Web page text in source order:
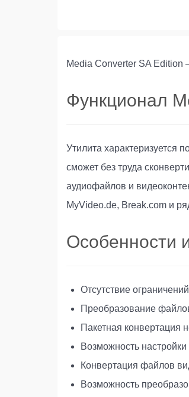
Media Converter SA Edition
Функционал
Утилита характеризуется
сможет без труда
аудиофайлов и
MyVideo.de, Break.com и
Особенности
Отсутствие
Преобразование
Пакетная конвертация
Возможность
Конвертация файлов
Возможность